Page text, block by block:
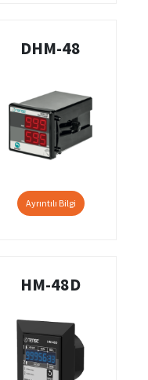
DHM-48
Ayrıntılı Bilgi
HM-48D